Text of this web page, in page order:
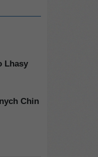
Lhasy
Chin